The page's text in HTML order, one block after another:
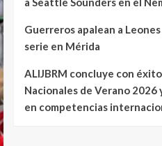
Guerreros apalean a
serie en Mérida
ALIJBRM concluye con
Nacionales de Verano 2026
en competencias